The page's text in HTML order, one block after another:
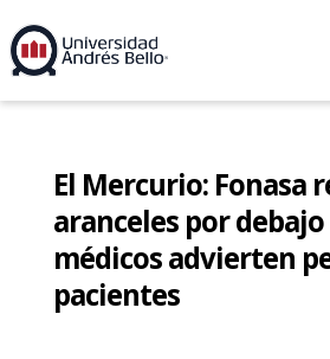
El Mercurio: Fonasa
aranceles por debajo
médicos advierten
pacientes